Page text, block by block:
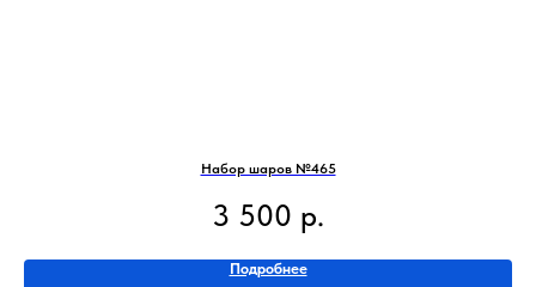
Набор шаров №465
3 500 р.
Подробнее